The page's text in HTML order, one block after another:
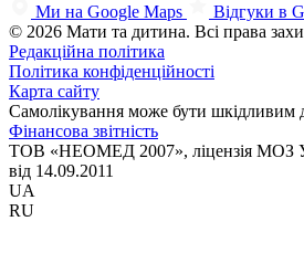
Ми на Google Maps
Відгуки в
© 2026 Мати та дитина. Всі права
Редакційна політика
Політика конфіденційності
Карта сайту
Самолікування може бути шкідливим
Фінансова звітність
ТОВ «НЕОМЕД 2007», ліцензія МОЗ
від 14.09.2011
UA
RU